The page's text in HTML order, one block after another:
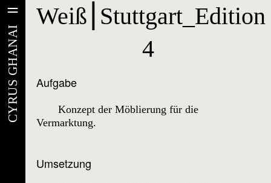
CYRUS GHANAI
Weiß⎮Stuttgart_Edition
4
Weiß⎮Stuttgart_Edition
4
Aufgabe
Konzept der Möblierung für die
Vermarktung.
Umsetzung